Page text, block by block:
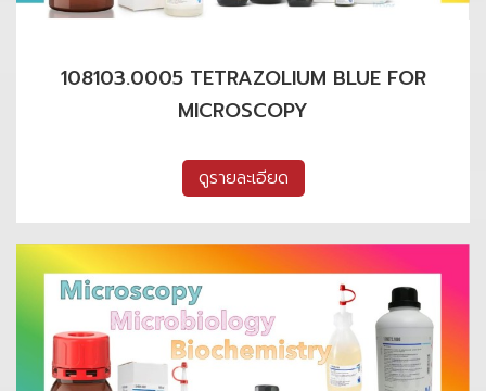
108103.0005 TETRAZOLIUM BLUE FOR
MICROSCOPY
ดูรายละเอียด